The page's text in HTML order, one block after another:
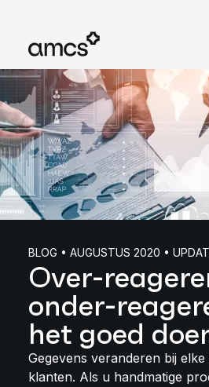
BLOG • AUGUSTUS 2020 •
Over-
onder-
het goed
Gegevens veranderen bij
klanten. Als u handmatige